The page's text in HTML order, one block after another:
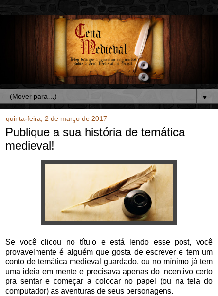
▼
quinta-feira, 2 de março de 2017
Publique a sua história de temática
medieval!
Se você clicou no título e está lendo esse post, você
provavelmente é alguém que gosta de escrever e tem um
conto de temática medieval guardado, ou no mínimo já tem
uma ideia em mente e precisava apenas do incentivo certo
pra sentar e começar a colocar no papel (ou na tela do
computador) as aventuras de seus personagens.